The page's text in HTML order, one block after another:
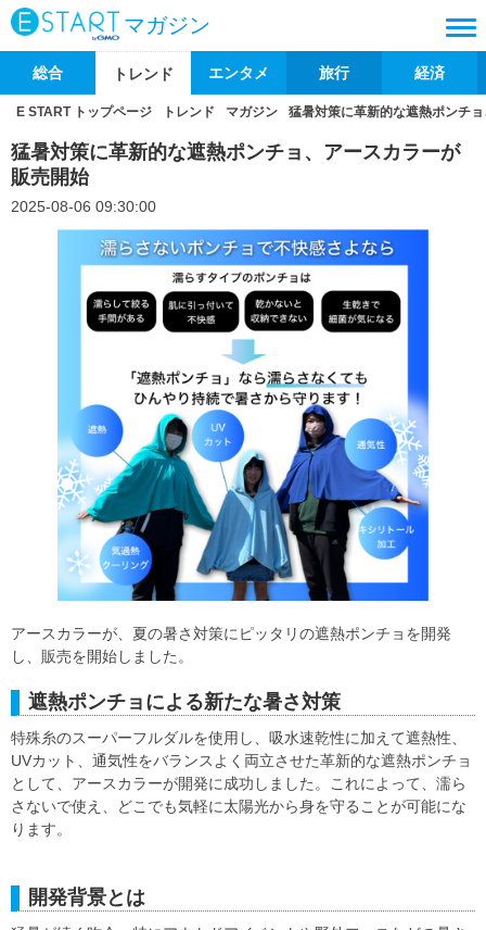
マガジン
総合 トレンド エンタメ 旅行 経済
E START トップページ トレンド マガジン 猛暑対策に革新的な遮熱ポンチ
猛暑対策に革新的な遮熱ポンチョ、アースカラーが
販売開始
2025-08-06 09:30:00
アースカラーが、夏の暑さ対策にピッタリの遮熱ポンチョを開発
し、販売を開始しました。
遮熱ポンチョによる新たな暑さ対策
特殊糸のスーパーフルダルを使用し、吸水速乾性に加えて遮熱性、
UVカット、通気性をバランスよく両立させた革新的な遮熱ポンチョ
として、アースカラーが開発に成功しました。これによって、濡ら
さないで使え、どこでも気軽に太陽光から身を守ることが可能にな
ります。
開発背景とは